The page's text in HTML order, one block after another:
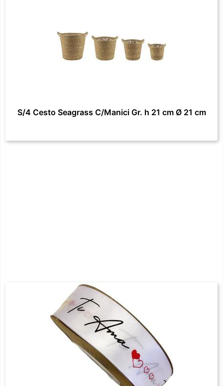
S/4 Cesto Seagrass C/Manici Gr. h 21 cm Ø 21 cm